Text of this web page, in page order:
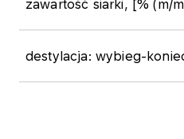
​zawartość siarki, [% (m/
​destylacja: wybieg-